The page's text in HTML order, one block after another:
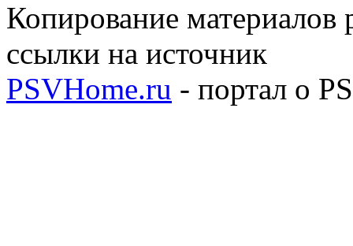
Копирование материалов
ссылки на источник
PSVHome.ru - портал о